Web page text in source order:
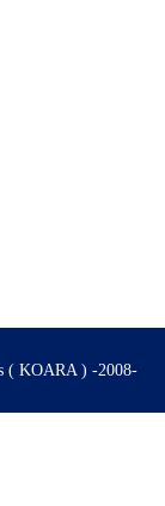
( KOARA ) -2008-